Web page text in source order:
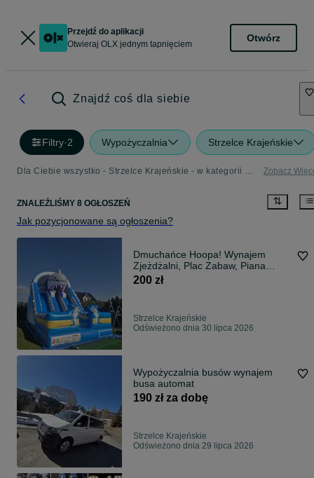
Przejdź do aplikacji
Otwieraj OLX jednym tapnięciem
Otwórz
Znajdź coś dla siebie
Filtry·2 Wypożyczalnia Strzelce Krajeńskie
Dla Ciebie wszystko - Strzelce Krajeńskie - w kategorii Wypożyczalnia Zobacz
ZNALEŹLIŚMY 8 OGŁOSZEŃ
Jak pozycjonowane są ogłoszenia?
Dmuchańce Hoopa! Wynajem
Zjeżdżalni, Plac Zabaw, Piana
Party, Dart XXL, Gorzów,
200 zł
Strzelce Krajeńskie
Odświeżono dnia 30 lipca 2026
Wypożyczalnia busów wynajem
busa automat
190 zł za dobę
Strzelce Krajeńskie
Odświeżono dnia 29 lipca 2026